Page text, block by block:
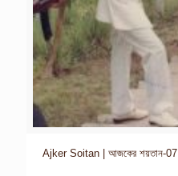
Ajker Soitan | আজকের শয়তান-07